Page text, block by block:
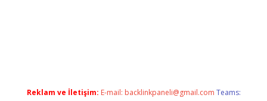
Reklam ve İletişim: E-mail: backlinkpaneli@gmail.com Teams: